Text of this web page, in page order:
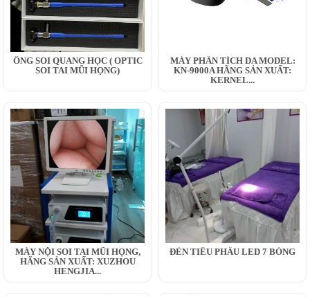
ỐNG SOI QUANG HỌC ( OPTIC
SOI TAI MŨI HỌNG)
MÁY PHÂN TÍCH DA MODEL:
KN-9000A HÃNG SẢN XUẤT:
KERNEL...
MÁY NỘI SOI TAI MŨI HỌNG,
HÃNG SẢN XUẤT: XUZHOU
HENGJIA...
ĐÈN TIỂU PHẪU LED 7 BÓNG